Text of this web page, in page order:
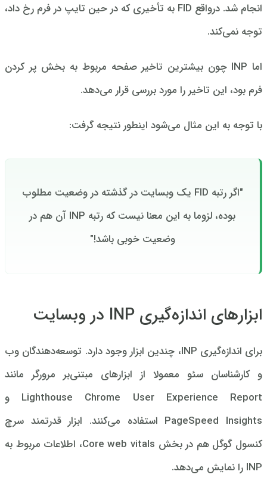
انجام شد. درواقع FID به تأخیری که در حین تایپ در فرم رخ داد،
توجه نمی‌کند.
اما INP چون بیشترین تاخیر صفحه مربوط به بخش پر کردن
فرم بود، این تاخیر را مورد بررسی قرار می‌دهد.
با توجه به این مثال می‌شود اینطور نتیجه گرفت:
"اگر رتبه FID یک وبسایت در گذشته در وضعیت مطلوب
بوده، لزوما به این معنا نیست که رتبه INP آن هم در
وضعیت خوبی باشد!"
ابزارهای اندازه‌گیری INP در وبسایت
برای اندازه‌گیری INP، چندین ابزار وجود دارد. توسعه‌دهندگان وب
و کارشناسان سئو معمولا از ابزارهای مبتنی‌بر مرورگر مانند
Lighthouse Chrome User Experience Report و
PageSpeed Insights استفاده می‌کنند. ابزار قدرتمند سرچ
کنسول گوگل هم در بخش Core web vitals، اطلاعات مربوط به
INP را نمایش می‌دهد.